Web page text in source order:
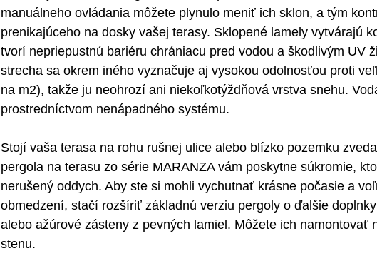
manuálneho ovládania môžete plynulo meniť ich sklon, a tým
prenikajúceho na dosky vašej terasy. Sklopené lamely vytvárajú
tvorí nepriepustnú bariéru chrániacu pred vodou a škodlivým UV
strecha sa okrem iného vyznačuje aj vysokou odolnosťou proti
na m2), takže ju neohrozí ani niekoľkotýždňová vrstva snehu.
prostredníctvom nenápadného systému.
Stojí vaša terasa na rohu rušnej ulice alebo blízko pozemku
pergola na terasu zo série MARANZA vám poskytne súkromie,
nerušený oddych. Aby ste si mohli vychutnať krásne počasie a
obmedzení, stačí rozšíriť základnú verziu pergoly o ďalšie
alebo ažúrové zásteny z pevných lamiel. Môžete ich namontovať
stenu.